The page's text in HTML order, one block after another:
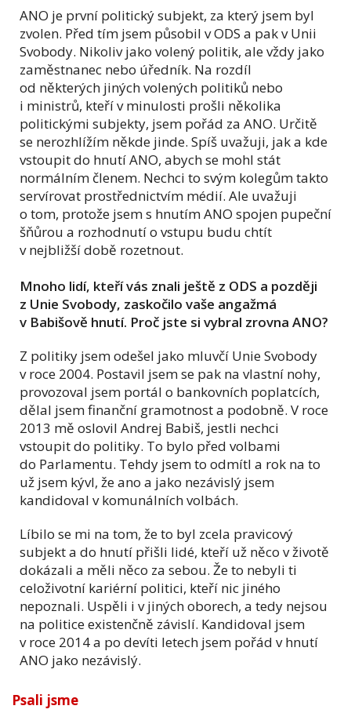
ANO je první politický subjekt, za který jsem byl
zvolen. Před tím jsem působil v ODS a pak v Unii
Svobody. Nikoliv jako volený politik, ale vždy jako
zaměstnanec nebo úředník. Na rozdíl
od některých jiných volených politiků nebo
i ministrů, kteří v minulosti prošli několika
politickými subjekty, jsem pořád za ANO. Určitě
se nerozhlížím někde jinde. Spíš uvažuji, jak a kde
vstoupit do hnutí ANO, abych se mohl stát
normálním členem. Nechci to svým kolegům takto
servírovat prostřednictvím médií. Ale uvažuji
o tom, protože jsem s hnutím ANO spojen pupeční
šňůrou a rozhodnutí o vstupu budu chtít
v nejbližší době rozetnout.
Mnoho lidí, kteří vás znali ještě z ODS a později
z Unie Svobody, zaskočilo vaše angažmá
v Babišově hnutí. Proč jste si vybral zrovna ANO?
Z politiky jsem odešel jako mluvčí Unie Svobody
v roce 2004. Postavil jsem se pak na vlastní nohy,
provozoval jsem portál o bankovních poplatcích,
dělal jsem finanční gramotnost a podobně. V roce
2013 mě oslovil Andrej Babiš, jestli nechci
vstoupit do politiky. To bylo před volbami
do Parlamentu. Tehdy jsem to odmítl a rok na to
už jsem kývl, že ano a jako nezávislý jsem
kandidoval v komunálních volbách.
Líbilo se mi na tom, že to byl zcela pravicový
subjekt a do hnutí přišli lidé, kteří už něco v životě
dokázali a měli něco za sebou. Že to nebyli ti
celoživotní kariérní politici, kteří nic jiného
nepoznali. Uspěli i v jiných oborech, a tedy nejsou
na politice existenčně závislí. Kandidoval jsem
v roce 2014 a po devíti letech jsem pořád v hnutí
ANO jako nezávislý.
Psali jsme